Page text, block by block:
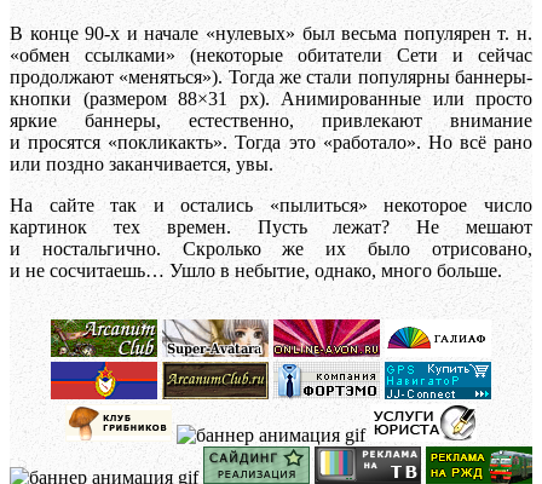
В конце 90-х и начале «нулевых» был весьма популярен т. н.
«обмен ссылками» (некоторые обитатели Сети и сейчас
продолжают «меняться»). Тогда же стали популярны баннеры-
кнопки (размером 88×31 px). Анимированные или просто
яркие баннеры, естественно, привлекают внимание
и просятся «покликакть». Тогда это «работало». Но всё рано
или поздно заканчивается, увы.
На сайте так и остались «пылиться» некоторое число
картинок тех времен. Пусть лежат? Не мешают
и ностальгично. Скролько же их было отрисовано,
и не сосчитаешь… Ушло в небытие, однако, много больше.